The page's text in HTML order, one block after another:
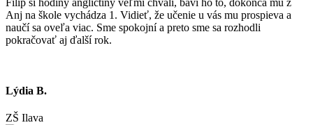
Anj na škole vychádza 1. Vidieť, že učenie u vás mu prospieva a
naučí sa oveľa viac. Sme spokojní a preto sme sa rozhodli
pokračovať aj ďalší rok.
Lýdia B.
ZŠ Ilava